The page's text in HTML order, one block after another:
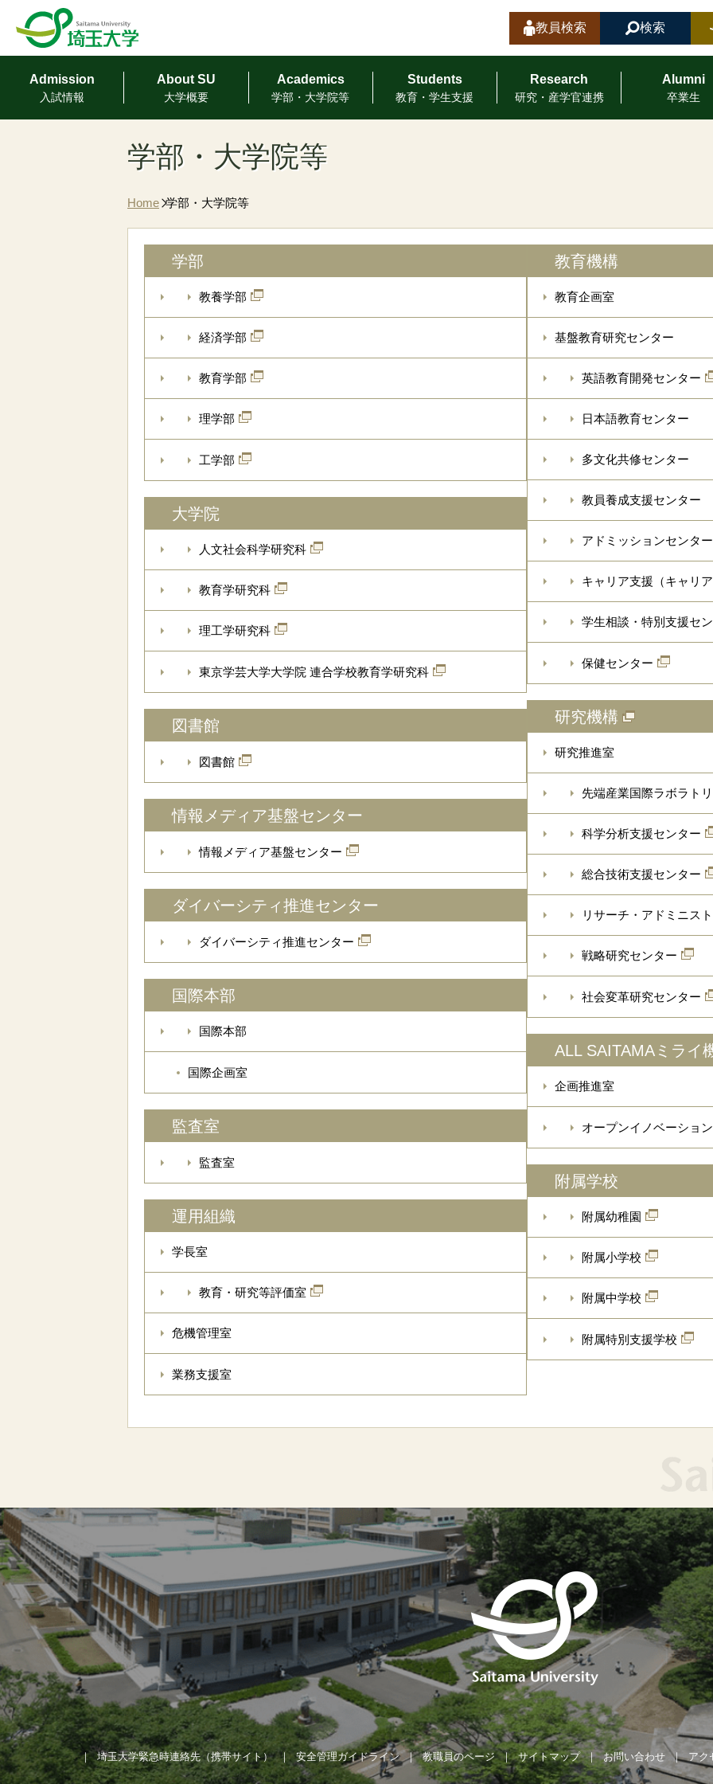
教員検索 検索
Admission
⼊試情報
About SU
⼤学概要
Academics
学部・⼤学院等
Students
教育・学⽣⽀援
Research
研究・産学官連携
Alumni
卒業⽣
学部・大学院等
Home 学部・大学院等
学部
教養学部
経済学部
教育学部
理学部
工学部
大学院
人文社会科学研究科
教育学研究科
理工学研究科
東京学芸大学大学院 連合学校教育学研究科
図書館
図書館
情報メディア基盤センター
情報メディア基盤センター
ダイバーシティ推進センター
ダイバーシティ推進センター
国際本部
国際本部
国際企画室
監査室
監査室
運用組織
学長室
教育・研究等評価室
危機管理室
業務支援室
教育機構
教育企画室
基盤教育研究センター
英語教育開発センター
日本語教育センター
多文化共修センター
教員養成支援センター
アドミッションセンター
キャリア支援（キャリ
学生相談・特別支援セ
保健センター
研究機構
研究推進室
先端産業国際ラボラト
科学分析支援センター
総合技術支援センター
リサーチ・アドミニス
戦略研究センター
社会変革研究センター
ALL SAITAMAミライ
企画推進室
オープンイノベーショ
附属学校
附属幼稚園
附属小学校
附属中学校
附属特別支援学校
埼玉大学緊急時連絡先（携帯サイト） 安全管理ガイドライン 教職員のページ サイトマップ お問い合わせ アク